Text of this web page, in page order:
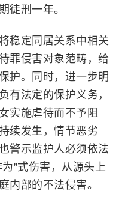
徒刑一年。
稳定同居关系中相关
罪侵害对象范畴，给
护。同时，进一步明
有法定的保护义务，
实施虐待而不予阻
续发生，情节恶劣
警示监护人必须依法
”式伤害，从源头上
内部的不法侵害。